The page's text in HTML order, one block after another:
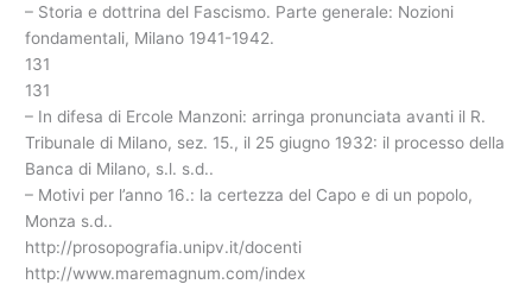
– Storia e dottrina del Fascismo. Parte generale: Nozioni
fondamentali, Milano 1941-1942.
131
131
– In difesa di Ercole Manzoni: arringa pronunciata avanti il R.
Tribunale di Milano, sez. 15., il 25 giugno 1932: il processo della
Banca di Milano, s.l. s.d..
– Motivi per l’anno 16.: la certezza del Capo e di un popolo,
Monza s.d..
http://prosopografia.unipv.it/docenti
http://www.maremagnum.com/index